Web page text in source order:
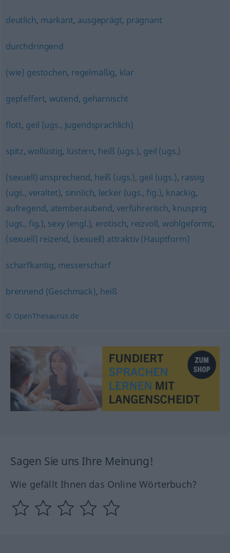
deutlich, markant, ausgeprägt, prägnant
durchdringend
(wie) gestochen, regelmäßig, klar
gepfeffert, wütend, geharnischt
flott, geil (ugs., jugendsprachlich)
spitz,wollüstig, lüstern, heiß (ugs.), geil (ugs.)
(sexuell) ansprechend, heiß (ugs.), geil (ugs.), rassig
(ugs., veraltet), sinnlich, lecker (ugs., fig.), knackig,
aufregend, atemberaubend, verführerisch, knusprig
(ugs., fig.), sexy (engl.), erotisch, reizvoll, wohlgeformt,
(sexuell) reizend, (sexuell) attraktiv (Hauptform)
scharfkantig, messerscharf
brennend (Geschmack), heiß
© OpenThesaurus.de
Sagen Sie uns Ihre Meinung!
Wie gefällt Ihnen das Online Wörterbuch?